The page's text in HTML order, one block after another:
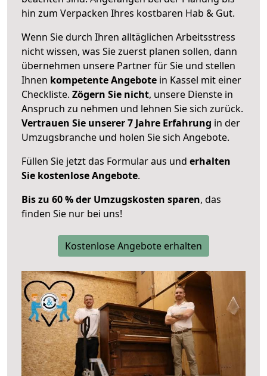
hin zum Verpacken Ihres kostbaren Hab & Gut.
Wenn Sie durch Ihren alltäglichen Arbeitsstress
nicht wissen, was Sie zuerst planen sollen, dann
übernehmen unsere Partner für Sie und stellen
Ihnen kompetente Angebote in Kassel mit einer
Checkliste. Zögern Sie nicht, unsere Dienste in
Anspruch zu nehmen und lehnen Sie sich zurück.
Vertrauen Sie unserer 7 Jahre Erfahrung in der
Umzugsbranche und holen Sie sich Angebote.
Füllen Sie jetzt das Formular aus und erhalten
Sie kostenlose Angebote.
Bis zu 60 % der Umzugskosten sparen, das
finden Sie nur bei uns!
Kostenlose Angebote erhalten